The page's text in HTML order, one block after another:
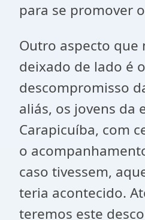
para se promover
Outro aspecto que
deixado de lado é o
descompromisso
aliás, os jovens da
Carapicuíba, com
o
caso tivessem,
teria acontecido.
teremos este